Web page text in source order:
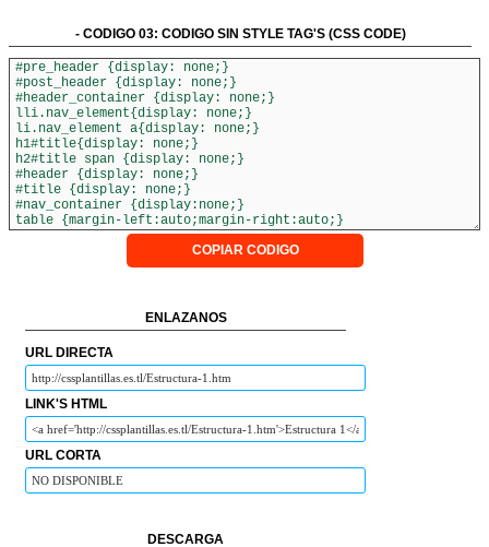
- CODIGO 03: CODIGO SIN STYLE TAG'S (CSS CODE)
COPIAR CODIGO
ENLAZANOS
URL DIRECTA
LINK'S HTML
URL CORTA
DESCARGA